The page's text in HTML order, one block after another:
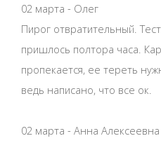
02 марта - Олег
Пирог отвратительный.
пришлось полтора часа.
пропекается, ее тереть
ведь написано, что все ок.
02 марта - Анна